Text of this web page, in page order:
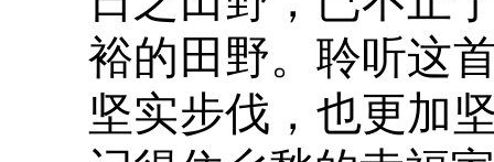
裕的田野。聆听这
坚实步伐，也更加